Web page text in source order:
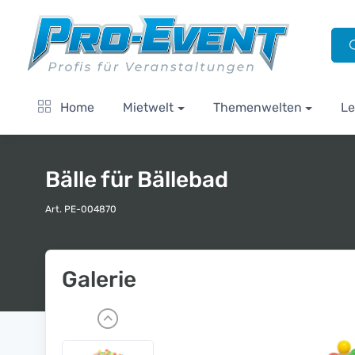
Home Mietwelt Themenwelten
Bälle für Bällebad
Art. PE-004870
Galerie
P
r